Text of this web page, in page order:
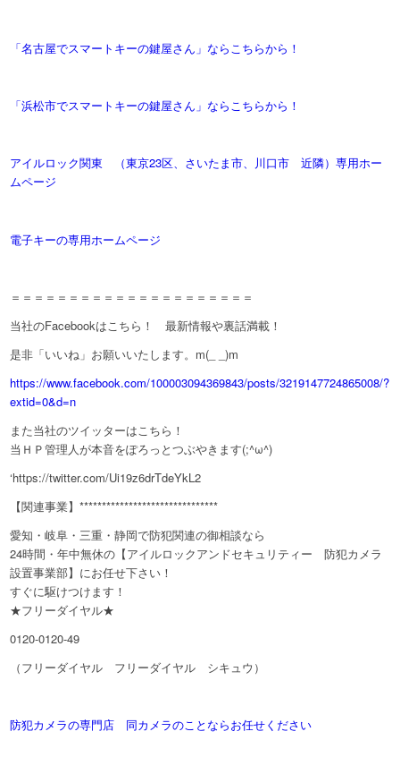
「名古屋でスマートキーの鍵屋さん」ならこちらから！
「浜松市でスマートキーの鍵屋さん」ならこちらから！
アイルロック関東 （東京23区、さいたま市、川口市 近隣）専用ホー
ムページ
電子キーの専用ホームページ
＝＝＝＝＝＝＝＝＝＝＝＝＝＝＝＝＝＝＝＝＝
当社のFacebookはこちら！ 最新情報や裏話満載！
是非「いいね」お願いいたします。m(_ _)m
https://www.facebook.com/100003094369843/posts/3219147724865008/?
extid=0&d=n
また当社のツイッターはこちら！
当ＨＰ管理人が本音をぽろっとつぶやきます(;^ω^)
‘https://twitter.com/Ui19z6drTdeYkL2
【関連事業】*******************************
愛知・岐阜・三重・静岡で防犯関連の御相談なら
24時間・年中無休の【アイルロックアンドセキュリティー 防犯カメラ
設置事業部】にお任せ下さい！
すぐに駆けつけます！
★フリーダイヤル★
0120-0120-49
（フリーダイヤル フリーダイヤル シキュウ）
防犯カメラの専門店 同カメラのことならお任せください